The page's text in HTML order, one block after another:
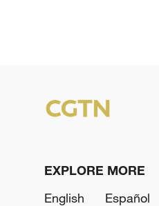
EXPLORE MORE
English
Español